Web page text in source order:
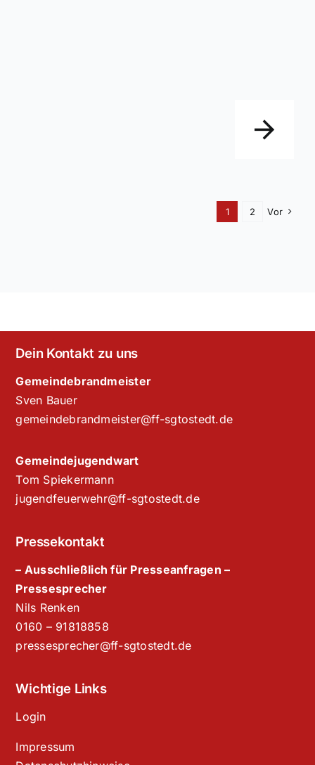
1 2 Vor
Dein Kontakt zu uns
Gemeindebrandmeister
Sven Bauer
gemeindebrandmeister@ff-sgtostedt.de
Gemeindejugendwart
Tom Spiekermann
jugendfeuerwehr@ff-sgtostedt.de
Pressekontakt
– Ausschließlich für Presseanfragen –
Pressesprecher
Nils Renken
‭0160 – 91818858‬
pressesprecher@ff-sgtostedt.de
Wichtige Links
Login
Impressum